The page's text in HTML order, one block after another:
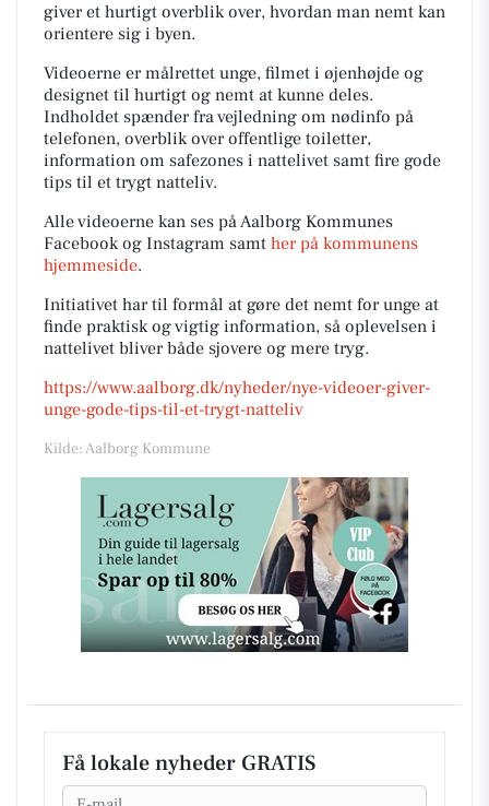
giver et hurtigt overblik over, hvordan man nemt kan
orientere sig i byen.
Videoerne er målrettet unge, filmet i øjenhøjde og
designet til hurtigt og nemt at kunne deles.
Indholdet spænder fra vejledning om nødinfo på
telefonen, overblik over offentlige toiletter,
information om safezones i nattelivet samt fire gode
tips til et trygt natteliv.
Alle videoerne kan ses på Aalborg Kommunes
Facebook og Instagram samt her på kommunens
hjemmeside.
Initiativet har til formål at gøre det nemt for unge at
finde praktisk og vigtig information, så oplevelsen i
nattelivet bliver både sjovere og mere tryg.
https://www.aalborg.dk/nyheder/nye-videoer-giver-
unge-gode-tips-til-et-trygt-natteliv
Kilde: Aalborg Kommune
Få lokale nyheder GRATIS
Email